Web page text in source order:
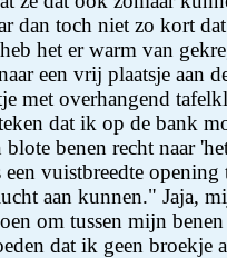
dan toch niet zo kort
het er warm van
een vrij plaatsje aan
met overhangend
dat ik op de bank
benen recht naar
een vuistbreedte
aan kunnen." Jaja,
om tussen mijn
dat ik geen broekje